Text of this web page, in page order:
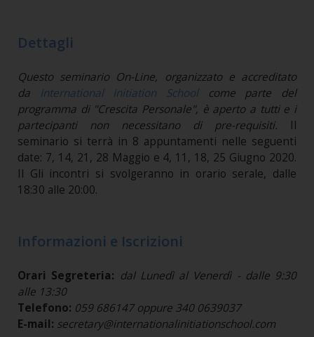
Dettagli
Questo seminario On-Line, organizzato e accreditato
da
International Initiation Schoolcome parte del
programma di "Crescita Personale", è aperto a tutti e i
partecipanti non necessitano di pre-requisiti. Il
seminario si terrà in 8 appuntamenti nelle seguenti
date: 7, 14, 21, 28 Maggio e 4, 11, 18, 25 Giugno 2020.
Il Gli incontri si svolgeranno in orario serale, dalle
18:30 alle 20:00.
Informazioni e Iscrizioni
Orari Segreteria: dal Lunedì al Venerdì - dalle 9:30
alle 13:30
Telefono: 059 686147 oppure 340 0639037
E-mail: secretary@internationalinitiationschool.com